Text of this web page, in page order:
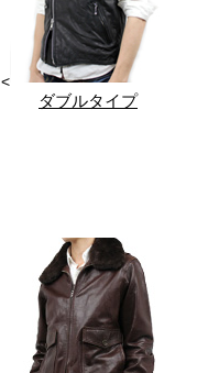
<
ダブルタイプ